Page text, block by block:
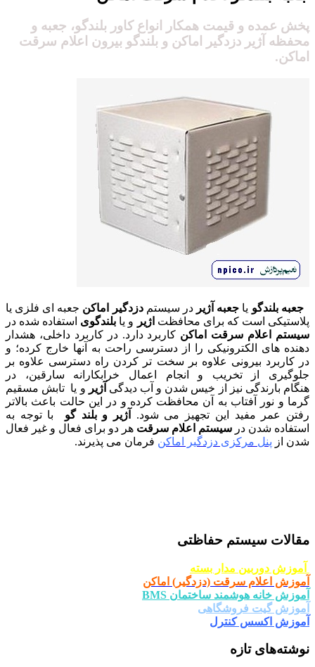
پخش عمده و قیمت همکار انواع کاور بلندگو، جعبه و
محفظه آژیر دزدگیر اماکن و بلندگو بیرون اعلام سرقت
اماکن.
جعبه بلندگو یا جعبه آژیر در سیستمدزدگیر اماکن جعبه ای فلزی یا
پلاستیکی است که برای محافظت اژیر و یا بلندگوی استفاده شده در
سیستم اعلام سرقت اماکن کاربرد دارد. در کاربرد داخلی، هشدار
دهنده های الکترونیکی را از دسترسی راحت به آنها خارج کرده؛ و
در کاربرد بیرونی علاوه بر سخت تر کردن راه دسترسی علاوه بر
جلوگیری از تخریب و انجام اعمال خرابکارانه سارقین، در
هنگام بارندگی نیز از خیس شدن و آب دیدگی آژیر و یا تابش مسقیم
گرما و نور آفتاب به آن محافظت کرده و در این حالت باعث بالاتر
رفتن عمر مفید این تجهیز می شود.
آژیر و بلند گو با توجه به
استفاده شدن در سیستم اعلام سرقت هر دو برای فعال و غیر فعال
شدن از پنل مرکزی دزدگیر اماکن فرمان می پذیرند.
مقالات سیستم حفاظتی
آموزش دوربین مدار بسته
آموزش اعلام سرقت (دزدگیر) اماکن
آموزش خانه هوشمند ساختمان BMS
آموزش گیت فروشگاهی
آموزش اکسس کنترل
نوشته‌های تازه